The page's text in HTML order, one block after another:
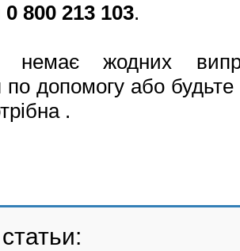
0 800 213 103.
немає жодних
по допомогу або
.